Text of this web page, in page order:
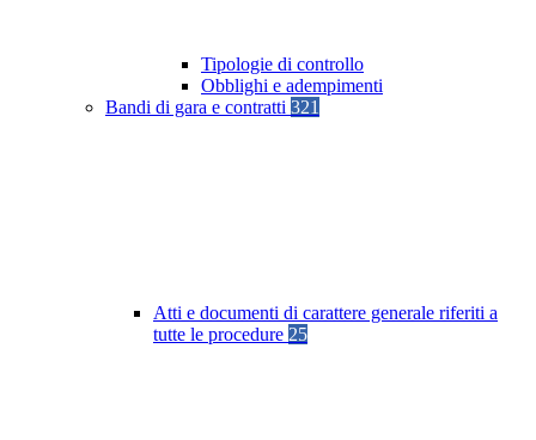
Tipologie di controllo
Obblighi e adempimenti
Bandi di gara e contratti 321
Atti e documenti di carattere generale riferiti a
tutte le procedure 25